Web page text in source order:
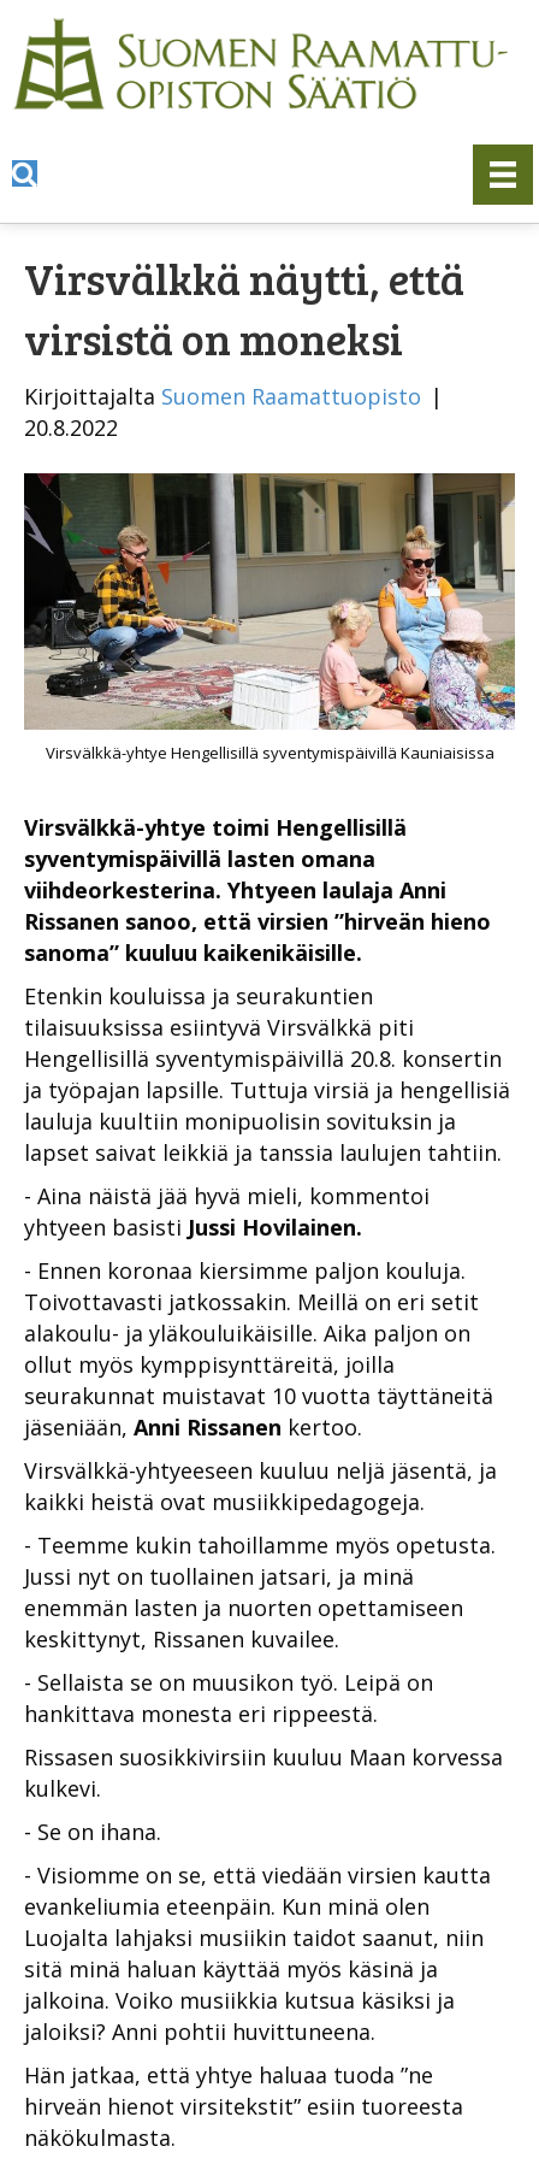
Virsvälkkä näytti, että
virsistä on moneksi
Kirjoittajalta Suomen Raamattuopisto |
20.8.2022
Virsvälkkä-yhtye Hengellisillä syventymispäivillä Kauniaisissa
Virsvälkkä-yhtye toimi Hengellisillä
syventymispäivillä lasten omana
viihdeorkesterina. Yhtyeen laulaja Anni
Rissanen sanoo, että virsien ”hirveän hieno
sanoma” kuuluu kaikenikäisille.
Etenkin kouluissa ja seurakuntien
tilaisuuksissa esiintyvä Virsvälkkä piti
Hengellisillä syventymispäivillä 20.8. konsertin
ja työpajan lapsille. Tuttuja virsiä ja hengellisiä
lauluja kuultiin monipuolisin sovituksin ja
lapset saivat leikkiä ja tanssia laulujen tahtiin.
- Aina näistä jää hyvä mieli, kommentoi
yhtyeen basisti Jussi Hovilainen.
- Ennen koronaa kiersimme paljon kouluja.
Toivottavasti jatkossakin. Meillä on eri setit
alakoulu- ja yläkouluikäisille. Aika paljon on
ollut myös kymppisynttäreitä, joilla
seurakunnat muistavat 10 vuotta täyttäneitä
jäseniään, Anni Rissanen kertoo.
Virsvälkkä-yhtyeeseen kuuluu neljä jäsentä, ja
kaikki heistä ovat musiikkipedagogeja.
- Teemme kukin tahoillamme myös opetusta.
Jussi nyt on tuollainen jatsari, ja minä
enemmän lasten ja nuorten opettamiseen
keskittynyt, Rissanen kuvailee.
- Sellaista se on muusikon työ. Leipä on
hankittava monesta eri rippeestä.
Rissasen suosikkivirsiin kuuluu Maan korvessa
kulkevi.
- Se on ihana.
- Visiomme on se, että viedään virsien kautta
evankeliumia eteenpäin. Kun minä olen
Luojalta lahjaksi musiikin taidot saanut, niin
sitä minä haluan käyttää myös käsinä ja
jalkoina. Voiko musiikkia kutsua käsiksi ja
jaloiksi? Anni pohtii huvittuneena.
Hän jatkaa, että yhtye haluaa tuoda ”ne
hirveän hienot virsitekstit” esiin tuoreesta
näkökulmasta.